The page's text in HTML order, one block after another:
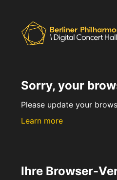
Sorry, your
Please update your
Learn more
Ihre Browser-